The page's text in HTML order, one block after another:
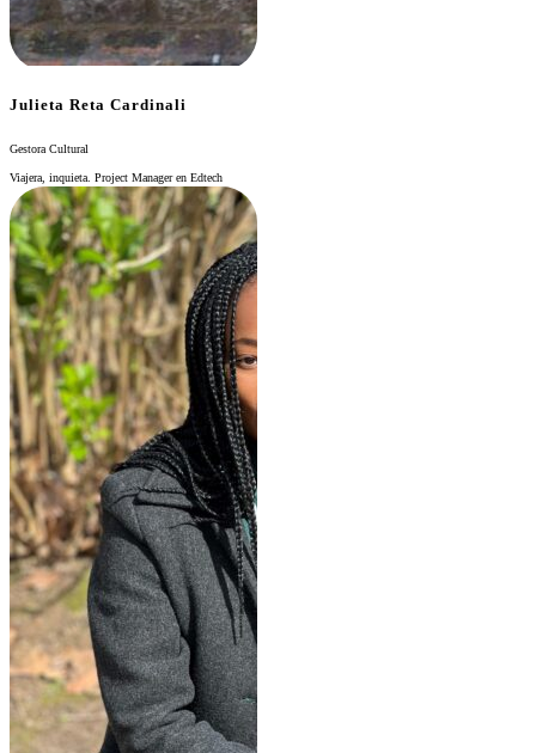
Julieta Reta Cardinali
Gestora Cultural
Viajera, inquieta. Project Manager en Edtech